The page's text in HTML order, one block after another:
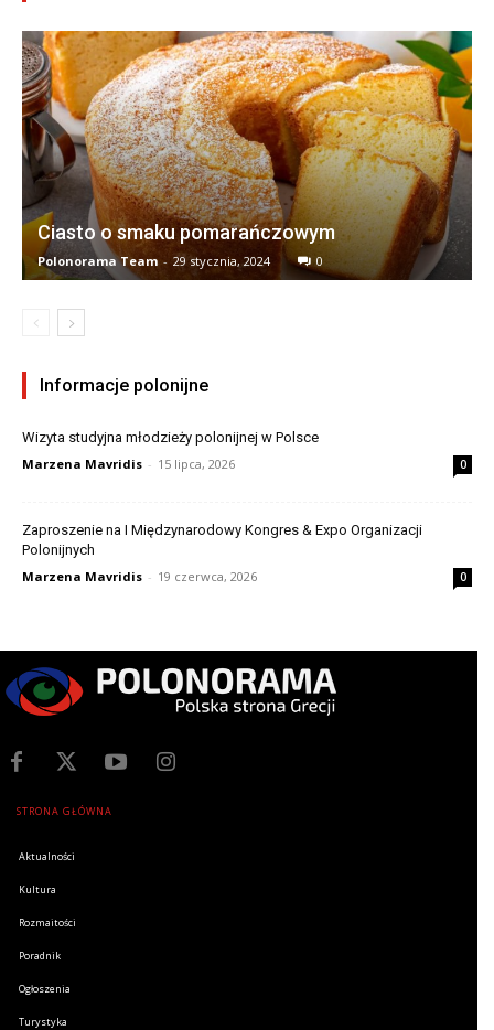
Ciasto o smaku pomarańczowym
Polonorama Team - 29 stycznia, 2024 0
Informacje polonijne
Wizyta studyjna młodzieży polonijnej w Polsce
Marzena Mavridis - 15 lipca, 2026 0
Zaproszenie na I Międzynarodowy Kongres & Expo Organizacji
Polonijnych
Marzena Mavridis - 19 czerwca, 2026 0
STRONA GŁÓWNA
Aktualności
Kultura
Rozmaitości
Poradnik
Ogłoszenia
Turystyka